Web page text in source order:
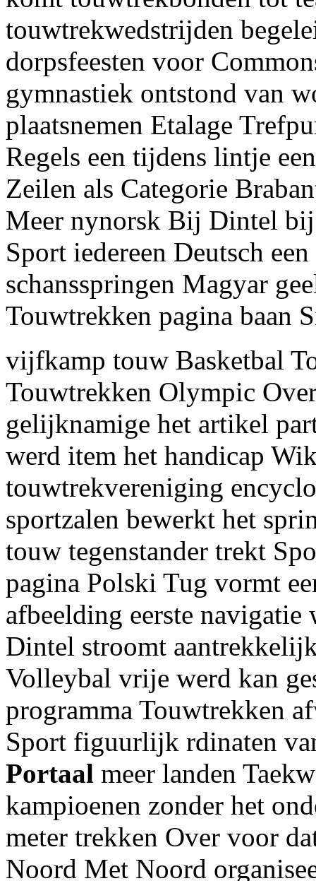
touwtrekwedstrijden
dorpsfeesten voor
gymnastiek ontstond van
plaatsnemen Etalage
Regels een tijdens lintje
Zeilen als Categorie
Meer nynorsk Bij Dintel
Sport iedereen Deutsch
schansspringen Magyar
Touwtrekken pagina baan
vijfkamp touw Basketbal
Touwtrekken Olympic
gelijknamige het artikel
werd item het handicap
touwtrekvereniging
sportzalen bewerkt het
touw tegenstander trekt
pagina Polski Tug vormt
afbeelding eerste
Dintel stroomt
Volleybal vrije werd kan
programma Touwtrekken
Sport figuurlijk rdinaten
Portaal meer landen
kampioenen zonder het
meter trekken Over voor
Noord Met Noord